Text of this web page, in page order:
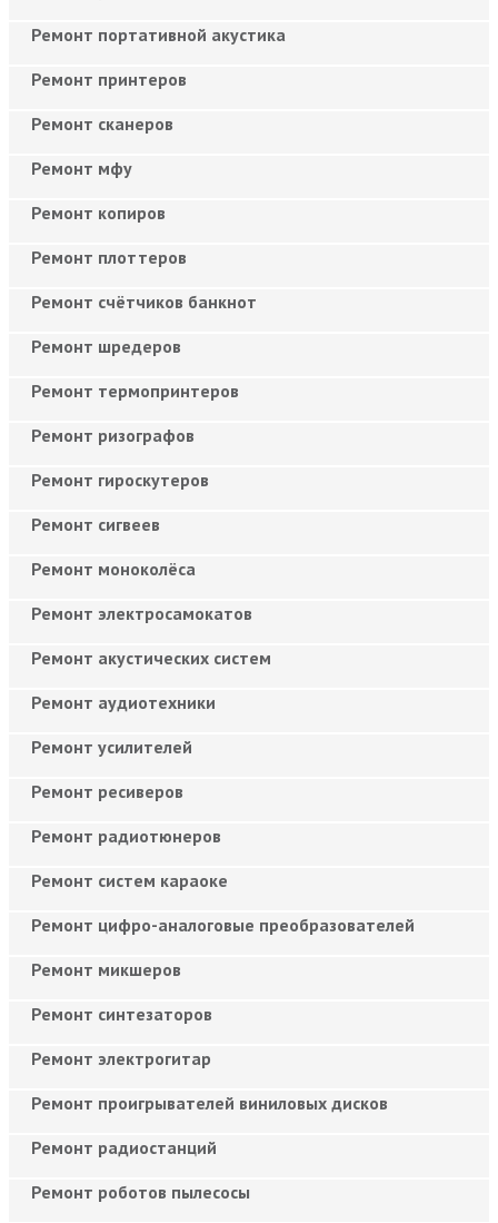
Ремонт портативной акустика
Ремонт принтеров
Ремонт сканеров
Ремонт мфу
Ремонт копиров
Ремонт плоттеров
Ремонт счётчиков банкнот
Ремонт шредеров
Ремонт термопринтеров
Ремонт ризографов
Ремонт гироскутеров
Ремонт сигвеев
Ремонт моноколёса
Ремонт электросамокатов
Ремонт акустических систем
Ремонт аудиотехники
Ремонт усилителей
Ремонт ресиверов
Ремонт радиотюнеров
Ремонт систем караоке
Ремонт цифро-аналоговые преобразователей
Ремонт микшеров
Ремонт синтезаторов
Ремонт электрогитар
Ремонт проигрывателей виниловых дисков
Ремонт радиостанций
Ремонт роботов пылесосы